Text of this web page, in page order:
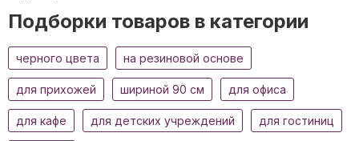
Подборки товаров в категории
черного цвета на резиновой основе
для прихожей шириной 90 см для офиса
для кафе для детских учреждений для гостиниц